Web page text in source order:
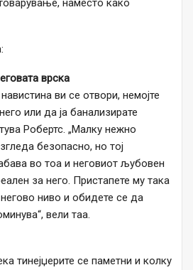
наместо како
врска
ви се отвори, немојте
или да ја банализирате
Робертс. „Малку нежно
безопасно, но тој
во тоа и неговиот љубовен
за него. Пристапете му така
ниво и обидете се да
вели таа.
тинејџерите се паметни и колку